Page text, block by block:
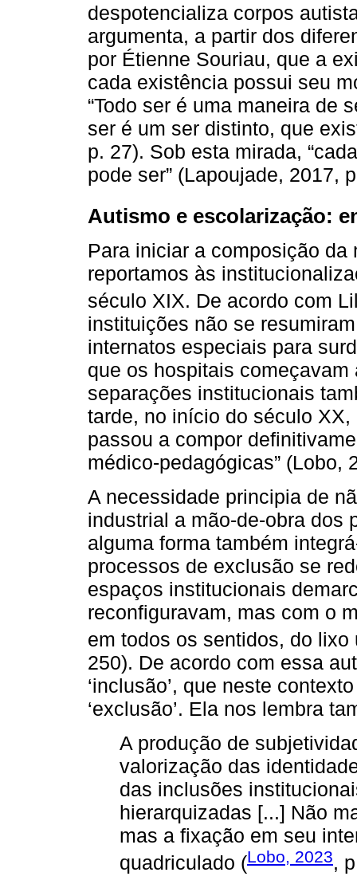
despotencializa corpos
argumenta, a partir dos
por Étienne Souriau, que a
cada existência possui seu
“Todo ser é uma maneira de
ser é um ser distinto, que
p. 27). Sob esta mirada,
pode ser” (Lapoujade, 2017,
Autismo e escolarização:
Para iniciar a composição
reportamos às
século XIX. De acordo com
instituições não se
internatos especiais para
que os hospitais começavam
separações institucionais
tarde, no início do século
passou a compor
médico-pedagógicas” (Lobo,
A necessidade principia de
industrial a mão-de-obra dos
alguma forma também
processos de exclusão se
espaços institucionais
reconfiguravam, mas com o
em todos os sentidos, do lixo
250). De acordo com essa
‘inclusão’, que neste
‘exclusão’. Ela nos lembra
A produção de
valorização das
das inclusões
hierarquizadas [...] Não
mas a fixação em seu
quadriculado (Lobo, 2023,